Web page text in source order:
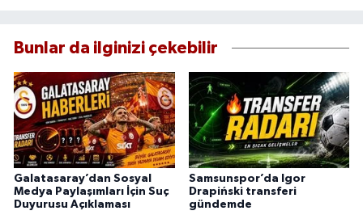
Bunlar da ilginizi çekebilir
Galatasaray’dan Sosyal
Medya Paylaşımları İçin Suç
Duyurusu Açıklaması
Samsunspor’da Igor
Drapiński transferi
gündemde